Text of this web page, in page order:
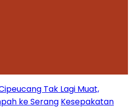
Tak Lagi Muat,
ke Serang Kesepakatan